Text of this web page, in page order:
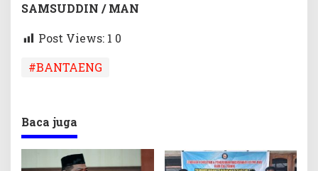
SAMSUDDIN / MAN
Post Views: 1 0
#BANTAENG
Baca juga